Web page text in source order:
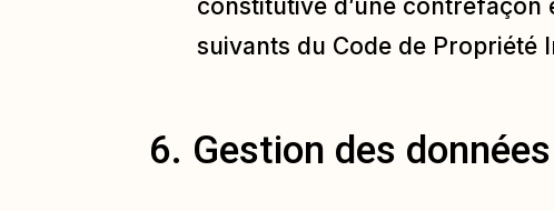
constitutive d’une
suivants du Code de Propriété
6. Gestion des